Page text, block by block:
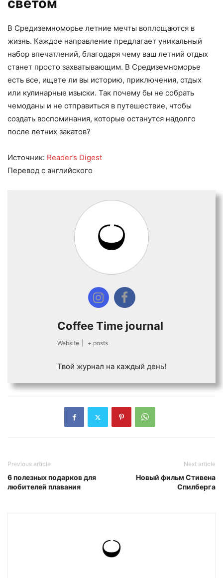
В Средиземноморье летние мечты воплощаются в
жизнь. Каждое направление предлагает уникальный
набор впечатлений, благодаря чему ваш летний отдых
станет просто захватывающим. В Средиземноморье
есть все, ищете ли вы историю, приключения, отдых
или кулинарные изыски. Так почему бы не собрать
чемоданы и не отправиться в путешествие, чтобы
создать воспоминания, которые останутся надолго
после летних закатов?
Источник: Reader’s Digest
Перевод с английского
Coffee Time journal
Website + posts
Твой журнал на каждый день!
Previous article
6 полезных подарков для
любителей плавания
Next article
Новый фильм Стивена
Спилберга